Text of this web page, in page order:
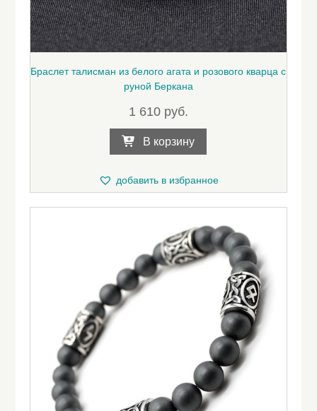
Браслет талисман из белого агата и розового кварца с
руной Беркана
1 610 руб.
В корзину
добавить в избранное